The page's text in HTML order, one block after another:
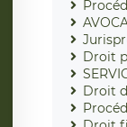
Droit
Droit